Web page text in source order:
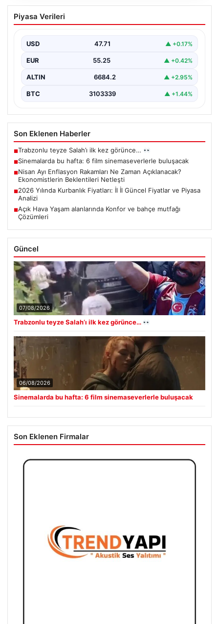
Nisan Ayı Enflasyon Rakamları Ne
Zaman Açıklanacak? Ekonomistlerin
Türkiye İstatistik Kurumu (TÜİK) tarafından açıklanacak
Piyasa Verileri
USD 47.71 ▲ +0.17%
EUR 55.25 ▲ +0.42%
ALTIN 6684.2 ▲ +2.95%
BTC 3103339 ▲ +1.44%
Son Eklenen Haberler
■Trabzonlu teyze Salah’ı ilk kez görünce…
■Sinemalarda bu hafta: 6 film sinemaseverlerle buluşacak
■Nisan Ayı Enflasyon Rakamları Ne Zaman Açıklanacak?
Ekonomistlerin Beklentileri Netleşti
■2026 Yılında Kurbanlık Fiyatları: İl İl Güncel Fiyatlar ve Piyasa
Analizi
■Açık Hava Yaşam alanlarında Konfor ve bahçe mutfağı
Çözümleri
Güncel
07/08/2026
Trabzonlu teyze Salah’ı ilk kez görünce…
06/08/2026
Sinemalarda bu hafta: 6 film sinemaseverlerle buluşacak
Son Eklenen Firmalar